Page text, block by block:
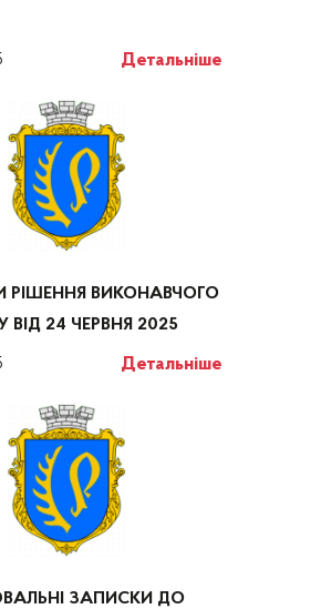
Детальніше
РІШЕННЯ ВИКОНАВЧОГО
ВІД 24 ЧЕРВНЯ 2025
Детальніше
ЗАПИСКИ ДО